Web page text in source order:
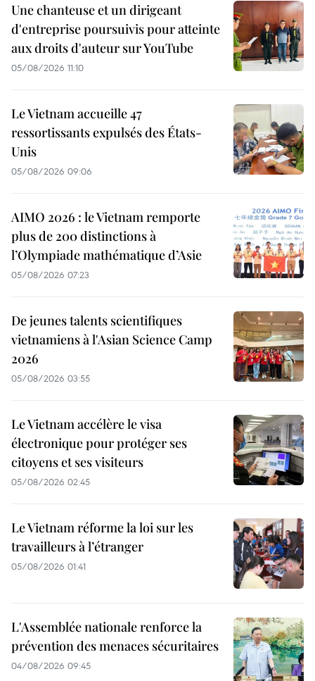
Une chanteuse et un dirigeant
d'entreprise poursuivis pour atteinte
aux droits d'auteur sur YouTube
05/08/2026 11:10
Le Vietnam accueille 47
ressortissants expulsés des États-
Unis
05/08/2026 09:06
AIMO 2026 : le Vietnam remporte
plus de 200 distinctions à
l’Olympiade mathématique d’Asie
05/08/2026 07:23
De jeunes talents scientifiques
vietnamiens à l'Asian Science Camp
2026
05/08/2026 03:55
Le Vietnam accélère le visa
électronique pour protéger ses
citoyens et ses visiteurs
05/08/2026 02:45
Le Vietnam réforme la loi sur les
travailleurs à l’étranger
05/08/2026 01:41
L'Assemblée nationale renforce la
prévention des menaces sécuritaires
04/08/2026 09:45